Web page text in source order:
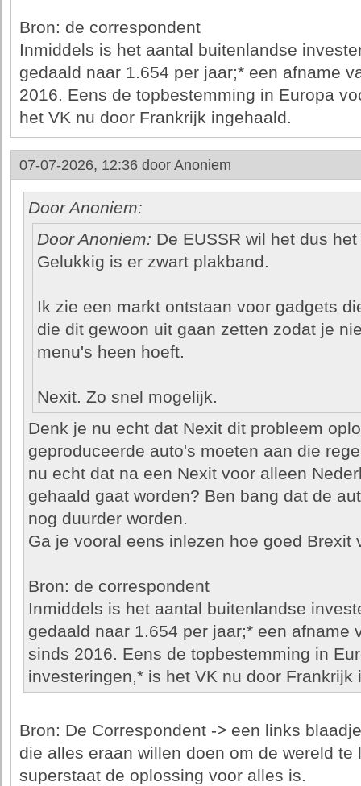
Bron: de correspondent
Inmiddels is het aantal buitenlandse
gedaald naar 1.654 per jaar;* een afname
2016. Eens de topbestemming in Europa
het VK nu door Frankrijk ingehaald.
07-07-2026, 12:36 door Anoniem
Door Anoniem:
Door Anoniem: De EUSSR wil het dus
Gelukkig is er zwart plakband.
Ik zie een markt ontstaan voor gadgets
die dit gewoon uit gaan zetten zodat je
menu's heen hoeft.
Nexit. Zo snel mogelijk.
Denk je nu echt dat Nexit dit probleem
geproduceerde auto's moeten aan die
nu echt dat na een Nexit voor alleen
gehaald gaat worden? Ben bang dat de
nog duurder worden.
Ga je vooral eens inlezen hoe goed Brexit
Bron: de correspondent
Inmiddels is het aantal buitenlandse
gedaald naar 1.654 per jaar;* een afname
sinds 2016. Eens de topbestemming in
investeringen,* is het VK nu door Frankrijk
Bron: De Correspondent -> een links
die alles eraan willen doen om de wereld te
superstaat de oplossing voor alles is.